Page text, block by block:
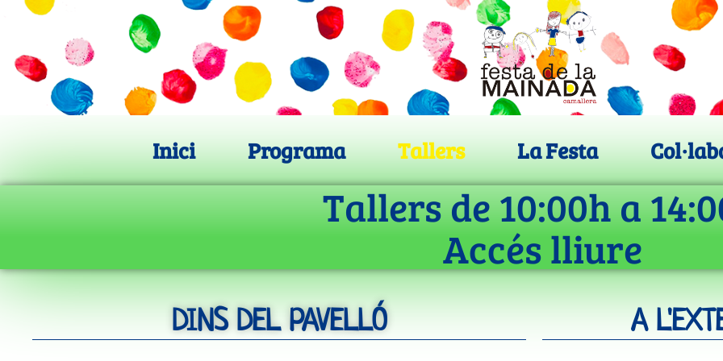
Inici Programa Tallers La Festa
Tallers de 10:00h a
Accés lliure
DINS DEL PAVELLÓ A